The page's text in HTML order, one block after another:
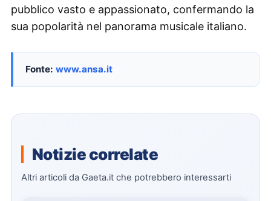
pubblico vasto e appassionato, confermando la
sua popolarità nel panorama musicale italiano.
Fonte: www.ansa.it
Notizie correlate
Altri articoli da Gaeta.it che potrebbero interessarti